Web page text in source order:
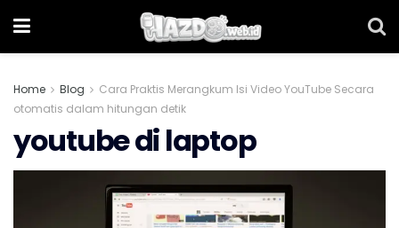
Home Blog
Cara Praktis Merangkum Isi Video YouTube Secara
otomatis dalam hitungan detik
youtube di laptop